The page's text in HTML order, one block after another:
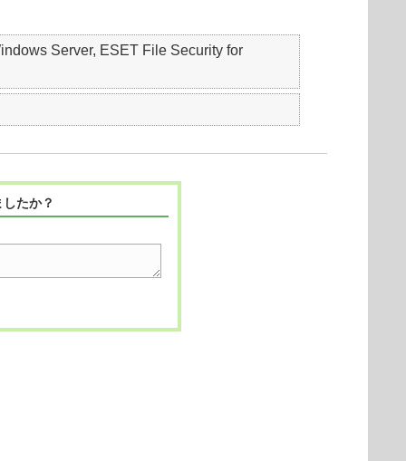
Server, ESET File Security for
たか？